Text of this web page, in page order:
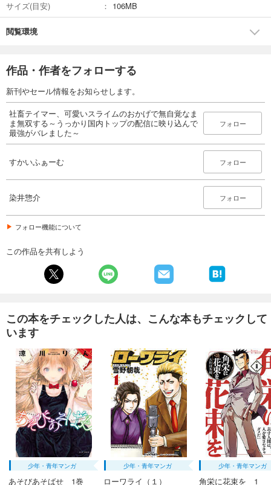
サイズ(目安)
106MB
閲覧環境
作品・作者をフォローする
新刊やセール情報をお知らせします。
社畜テイマー、可愛いスライムのおかげで無自覚なま
ま無双する～うっかり国内トップの配信に映り込んで
最強がバレました～
フォロー
すかいふぁーむ フォロー
染井惣介 フォロー
フォロー機能について
この作品を共有しよう
この本をチェックした人は、こんな本もチェックして
います
少年・青年マンガ
あそびあそばせ 1巻
少年・青年マンガ
ローワライ（１）
少年・青年マンガ
角栄に花束を 1